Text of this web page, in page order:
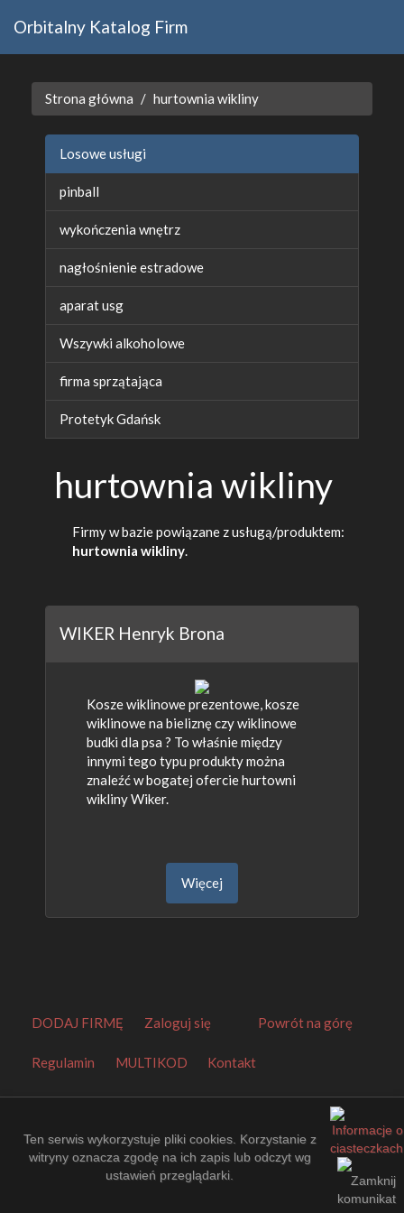
Orbitalny Katalog Firm
Strona główna hurtownia wikliny
Losowe usługi
pinball
wykończenia wnętrz
nagłośnienie estradowe
aparat usg
Wszywki alkoholowe
firma sprzątająca
Protetyk Gdańsk
hurtownia wikliny
Firmy w bazie powiązane z usługą/produktem:
hurtownia wikliny
WIKER Henryk Brona
Kosze wiklinowe prezentowe, kosze
wiklinowe na bieliznę czy wiklinowe
budki dla psa ? To właśnie między
innymi tego typu produkty można
znaleźć w bogatej ofercie hurtowni
wikliny Wiker.
Więcej
Powrót na górę
DODAJ FIRMĘ Zaloguj się
Regulamin MULTIKOD Kontakt
Orbitalny Katalog Firm.
PagePeeker.
Ten serwis wykorzystuje pliki cookies. Korzystanie z
witryny oznacza zgodę na ich zapis lub odczyt wg
ustawień przeglądarki.